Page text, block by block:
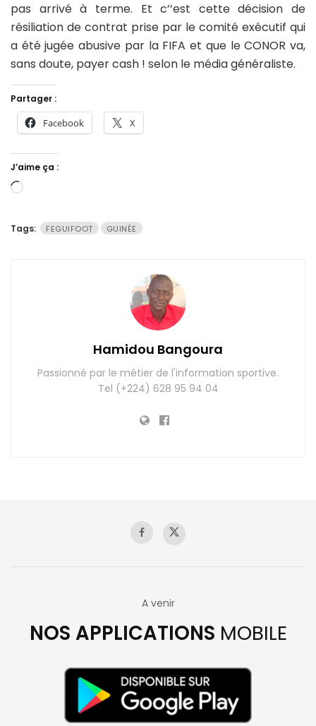
pas arrivé à terme. Et c’’est cette décision de
résiliation de contrat prise par le comité exécutif qui
a été jugée abusive par la FIFA et que le CONOR va,
sans doute, payer cash ! selon le média généraliste.
Partager :
Facebook X
J’aime ça :
Chargement…
Tags: FEGUIFOOT GUINÉE
Hamidou Bangoura
Passionné par le métier de l'information sportive.
Tel (+224) 628 95 94 04
A venir
NOS APPLICATIONS MOBILE